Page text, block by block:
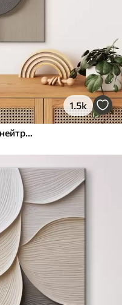
1.5k
Рельєфні кола та гілка в теплих нейтральних тонах